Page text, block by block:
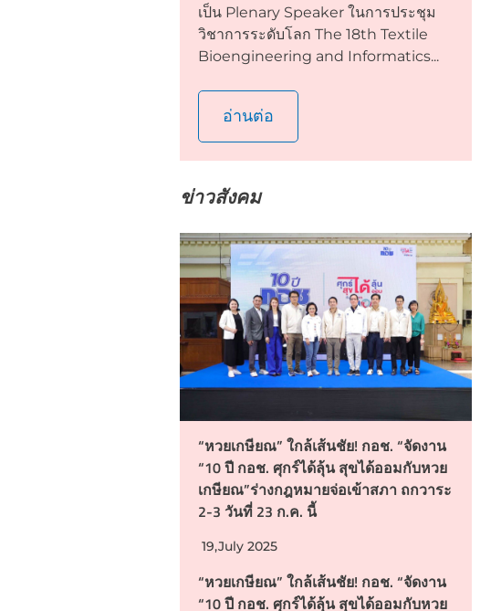
เป็น Plenary Speaker ในการประชุม
วิชาการระดับโลก The 18th Textile
Bioengineering and Informatics...
อ่านต่อ
ข่าวสังคม
“หวยเกษียณ” ใกล้เส้นชัย! กอช. “จัดงาน
“10 ปี กอช. ศุกร์ได้ลุ้น สุขได้ออมกับหวย
เกษียณ”ร่างกฎหมายจ่อเข้าสภา ถกวาระ
2-3 วันที่ 23 ก.ค. นี้
19,July 2025
“หวยเกษียณ” ใกล้เส้นชัย! กอช. “จัดงาน
“10 ปี กอช. ศุกร์ได้ลุ้น สุขได้ออมกับหวย